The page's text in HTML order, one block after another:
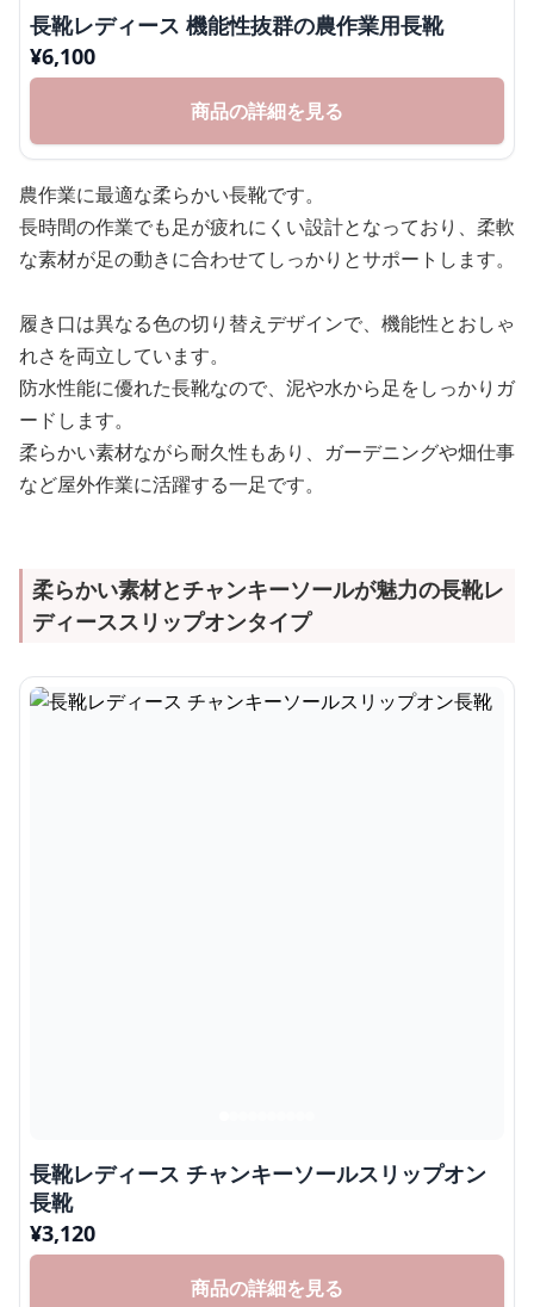
長靴レディース 機能性抜群の農作業用長靴
¥6,100
商品の詳細を見る
農作業に最適な柔らかい長靴です。
長時間の作業でも足が疲れにくい設計となっており、柔軟
な素材が足の動きに合わせてしっかりとサポートします。
履き口は異なる色の切り替えデザインで、機能性とおしゃ
れさを両立しています。
防水性能に優れた長靴なので、泥や水から足をしっかりガ
ードします。
柔らかい素材ながら耐久性もあり、ガーデニングや畑仕事
など屋外作業に活躍する一足です。
柔らかい素材とチャンキーソールが魅力の長靴レ
ディーススリップオンタイプ
長靴レディース チャンキーソールスリップオン
長靴
¥3,120
商品の詳細を見る